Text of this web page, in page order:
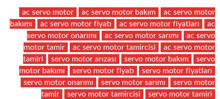
ac servo motor ac servo motor bakım
ac servo motor
bakımı
ac servo motor fiyatı ac servo motor fiyatları
ac
servo motor onarımı
ac servo motor sarımı
ac servo
motor tamir
ac servo motor tamircisi
ac servo motor
tamiri
servo motor arızası servo motor bakım
servo
motor bakımı
servo motor fiyatı
servo motor fiyatları
servo motor onarımı
servo motor sarımı
servo motor
tamir
servo motor tamircisi servo motor tamiri